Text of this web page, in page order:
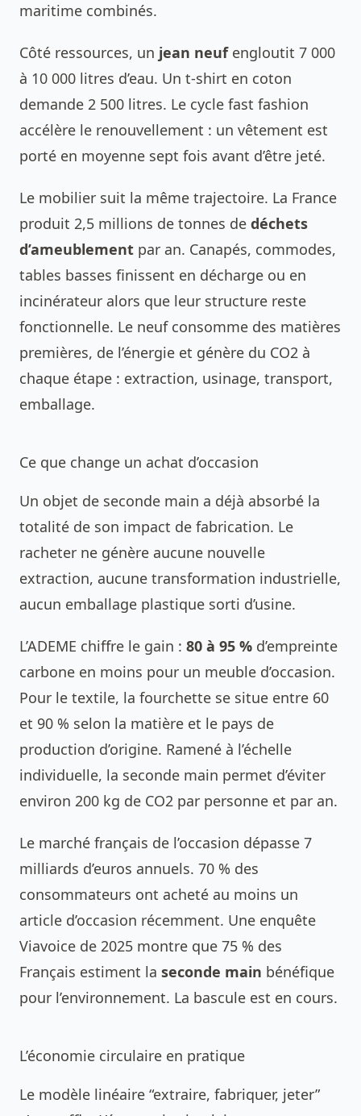
maritime combinés.
Côté ressources, un jean neufengloutit 7 000
à 10 000 litres d’eau. Un t-shirt en coton
demande 2 500 litres. Le cycle fast fashion
accélère le renouvellement : un vêtement est
porté en moyenne sept fois avant d’être jeté.
Le mobilier suit la même trajectoire. La France
produit 2,5 millions de tonnes de déchets
d’ameublement par an. Canapés, commodes,
tables basses finissent en décharge ou en
incinérateur alors que leur structure reste
fonctionnelle. Le neuf consomme des matières
premières, de l’énergie et génère du CO2 à
chaque étape : extraction, usinage, transport,
emballage.
Ce que change un achat d’occasion
Un objet de seconde main a déjà absorbé la
totalité de son impact de fabrication. Le
racheter ne génère aucune nouvelle
extraction, aucune transformation industrielle,
aucun emballage plastique sorti d’usine.
L’ADEME chiffre le gain : 80 à 95 % d’empreinte
carbone en moins pour un meuble d’occasion.
Pour le textile, la fourchette se situe entre 60
et 90 % selon la matière et le pays de
production d’origine. Ramené à l’échelle
individuelle, la seconde main permet d’éviter
environ 200 kg de CO2 par personne et par an.
Le marché français de l’occasion dépasse 7
milliards d’euros annuels. 70 % des
consommateurs ont acheté au moins un
article d’occasion récemment. Une enquête
Viavoice de 2025 montre que 75 % des
Français estiment la seconde main bénéfique
pour l’environnement. La bascule est en cours.
L’économie circulaire en pratique
Le modèle linéaire “extraire, fabriquer, jeter”